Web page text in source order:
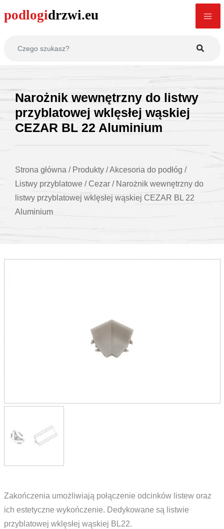
Narożnik wewnętrzny do listwy
przyblatowej wklęsłej wąskiej
CEZAR BL 22 Aluminium
Strona główna / Produkty /Akcesoria do podłóg /
Listwy przyblatowe / Cezar / Narożnik wewnętrzny do
listwy przyblatowej wklęsłej wąskiej CEZAR BL 22
Aluminium
Zakończenia umożliwiają połączenie odcinków listew oraz
ich estetyczne wykończenie. Dedykowane są listwie
przyblatowej wklęsłej wąskiej BL22.